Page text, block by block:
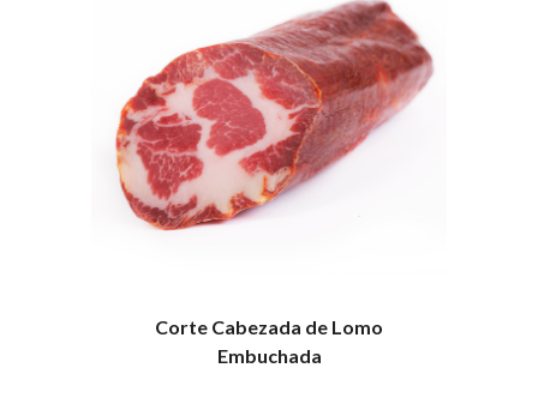
Corte Cabezada de Lomo
Embuchada